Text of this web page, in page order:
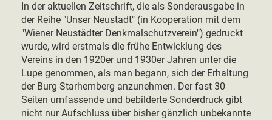
In der aktuellen Zeitschrift, die als Sonderausgabe in
der Reihe "Unser Neustadt" (in Kooperation mit dem
"Wiener Neustädter Denkmalschutzverein") gedruckt
wurde, wird erstmals die frühe Entwicklung des
Vereins in den 1920er und 1930er Jahren unter die
Lupe genommen, als man begann, sich der Erhaltung
der Burg Starhemberg anzunehmen. Der fast 30
Seiten umfassende und bebilderte Sonderdruck gibt
nicht nur Aufschluss über bisher gänzlich unbekannte